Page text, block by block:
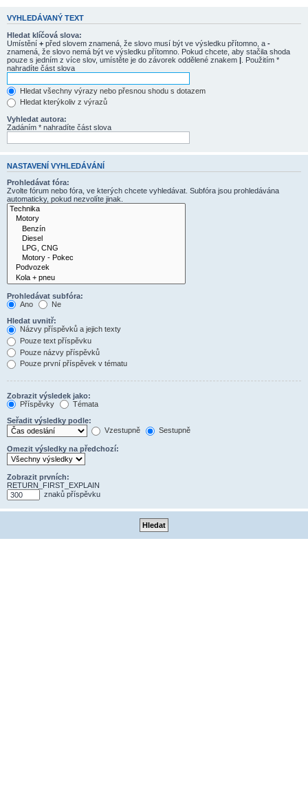
VYHLEDÁVANÝ TEXT
Hledat klíčová slova:
Umístění + před slovem znamená, že slovo musí být ve výsledku přítomno, a -
znamená, že slovo nemá být ve výsledku přítomno. Pokud chcete, aby stačila shoda
pouze s jedním z více slov, umístěte je do závorek oddělené znakem | . Použitím *
nahradíte část slova
Hledat všechny výrazy nebo přesnou shodu s dotazem
Hledat kterýkoliv z výrazů
Vyhledat autora:
Zadáním * nahradíte část slova
NASTAVENÍ VYHLEDÁVÁNÍ
Prohledávat fóra:
Zvolte fórum nebo fóra, ve kterých chcete vyhledávat. Subfóra jsou prohledávána
automaticky, pokud nezvolíte jinak.
Prohledávat subfóra:
Ano
Ne
Hledat uvnitř:
Názvy příspěvků a jejich texty
Pouze text příspěvku
Pouze názvy příspěvků
Pouze první příspěvek v tématu
Zobrazit výsledek jako:
Příspěvky
Témata
Seřadit výsledky podle:
Vzestupně
Sestupně
Omezit výsledky na předchozí:
Zobrazit prvních:
RETURN_FIRST_EXPLAIN
znaků příspěvku